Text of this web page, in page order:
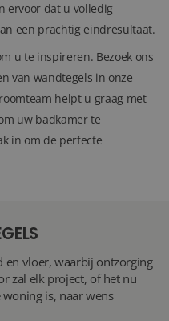
ervoor dat u volledig
een prachtig eindresultaat.
u te inspireren. Bezoek ons
van wandtegels in onze
helpt u graag met
uw badkamer te
in om de perfecte
en vloer, waarbij ontzorging
zal elk project, of het nu
is, naar wens